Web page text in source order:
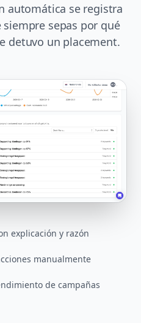
automática se registra
sepas por qué
detuvo un placement.
explicación y razón
manualmente
de campañas